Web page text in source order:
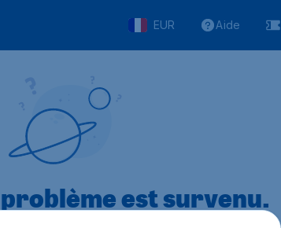
EUR Aide
est survenu.